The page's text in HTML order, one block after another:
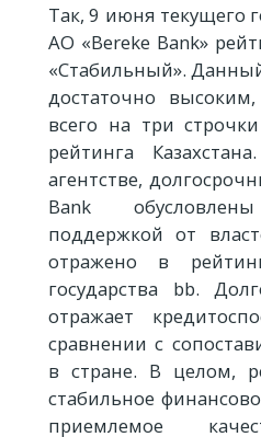
Так, 9 июня текущего
АО «Bereke Bank»
«Стабильный».
достаточно
всего на три
рейтинга
агентстве,
Bank
поддержкой от
отражено в
государства bb.
отражает
сравнении с
в стране. В целом,
стабильное
приемлемое